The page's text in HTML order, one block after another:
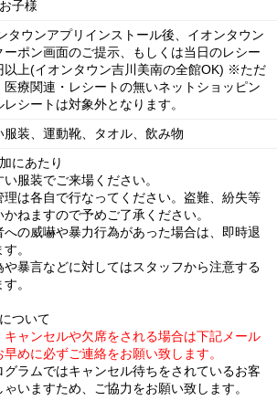
子様
ウンアプリインストール後、イオンタウン
ーポン画面のご提示、もしくは当日のレシー
以上(イオンタウン吉川美南の全館OK) ※ただ
医療関連・レシートの無いネットショッピン
シートは対象外となります。
服装、運動靴、タオル、飲み物
にあたり
い服装でご来場ください。
理は各自で行なってください。盗難、紛失等
ねますので予めご了承ください。
への威嚇や暴力行為があった場合は、即時退
。
や暴言などに対してはスタッフから注意する
。
ついて
キャンセルや欠席をされる場合は下記メール
めに必ずご連絡をお願い致します。
ラムではキャンセル待ちをされているお客
いますため、ご協力をお願い致します。